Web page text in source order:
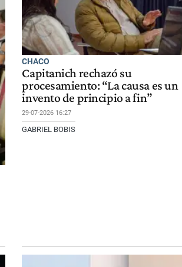
CHACO
Capitanich rechazó su
procesamiento: “La causa es un
invento de principio a fin”
29-07-2026 16:27
GABRIEL BOBIS